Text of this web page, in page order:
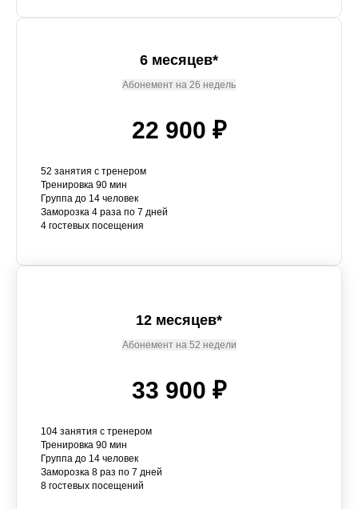
6 месяцев*
Абонемент на 26 недель
22 900 ₽
52 занятия с тренером
Тренировка 90 мин
Группа до 14 человек
Заморозка 4 раза по 7 дней
4 гостевых посещения
12 месяцев*
Абонемент на 52 недели
33 900 ₽
104 занятия с тренером
Тренировка 90 мин
Группа до 14 человек
Заморозка 8 раз по 7 дней
8 гостевых посещений